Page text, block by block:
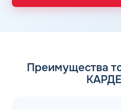
Преимущества